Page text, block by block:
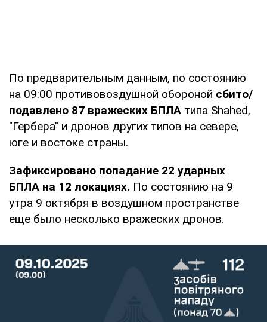
По предварительным данным, по состоянию
на 09:00 противовоздушной обороной сбито/
подавлено 87 вражеских БПЛА типа Shahed,
"Гербера" и дронов других типов на севере,
юге и востоке страны.
Зафиксировано попадание 22 ударных
БПЛА на 12 локациях. По состоянию на 9
утра 9 октября в воздушном пространстве
еще было несколько вражеских дронов.